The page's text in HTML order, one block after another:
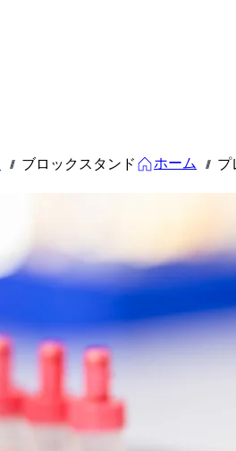
/// ブロックスタンド ホーム /// プ